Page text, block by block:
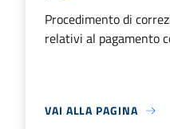
Procedimento di
relativi al pagamento
VAI ALLA PAGINA